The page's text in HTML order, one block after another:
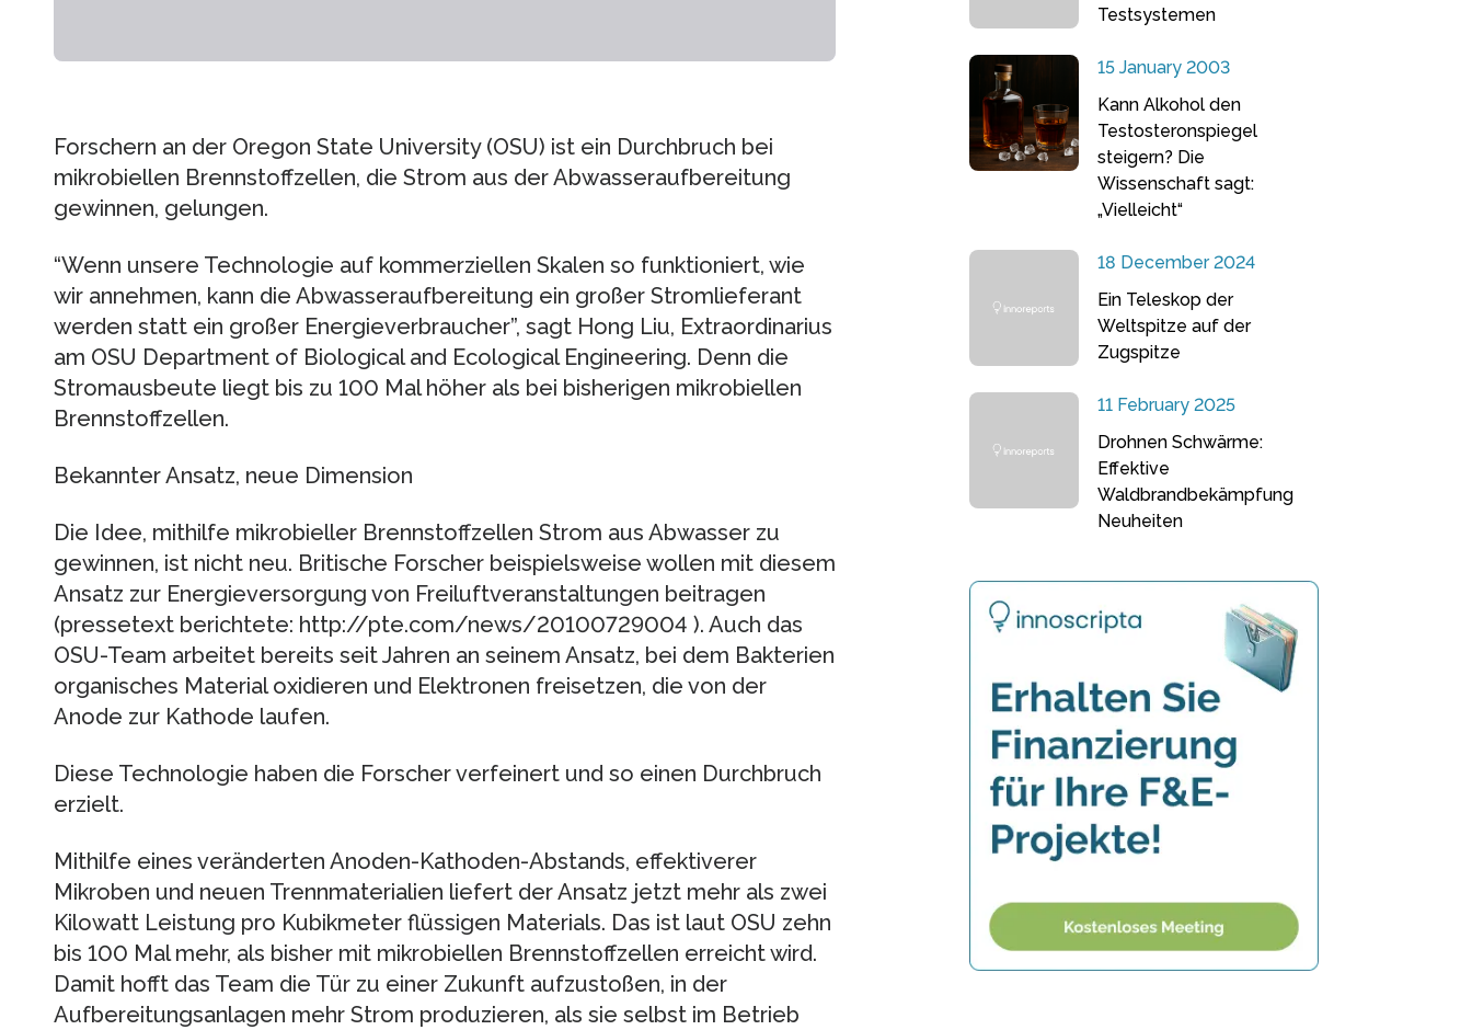
Forschern an der Oregon State University (OSU) ist ein Durchbruch bei
mikrobiellen Brennstoffzellen, die Strom aus der Abwasseraufbereitung
gewinnen, gelungen.
“Wenn unsere Technologie auf kommerziellen Skalen so funktioniert, wie
wir annehmen, kann die Abwasseraufbereitung ein großer Stromlieferant
werden statt ein großer Energieverbraucher”, sagt Hong Liu, Extraordinarius
am OSU Department of Biological and Ecological Engineering. Denn die
Stromausbeute liegt bis zu 100 Mal höher als bei bisherigen mikrobiellen
Brennstoffzellen.
Bekannter Ansatz, neue Dimension
Die Idee, mithilfe mikrobieller Brennstoffzellen Strom aus Abwasser zu
gewinnen, ist nicht neu. Britische Forscher beispielsweise wollen mit diesem
Ansatz zur Energieversorgung von Freiluftveranstaltungen beitragen
(pressetext berichtete: http://pte.com/news/20100729004 ). Auch das
OSU-Team arbeitet bereits seit Jahren an seinem Ansatz, bei dem Bakterien
organisches Material oxidieren und Elektronen freisetzen, die von der
Anode zur Kathode laufen.
Diese Technologie haben die Forscher verfeinert und so einen Durchbruch
erzielt.
Mithilfe eines veränderten Anoden-Kathoden-Abstands, effektiverer
Mikroben und neuen Trennmaterialien liefert der Ansatz jetzt mehr als zwei
Kilowatt Leistung pro Kubikmeter flüssigen Materials. Das ist laut OSU zehn
bis 100 Mal mehr, als bisher mit mikrobiellen Brennstoffzellen erreicht wird.
Damit hofft das Team die Tür zu einer Zukunft aufzustoßen, in der
Aufbereitungsanlagen mehr Strom produzieren, als sie selbst im Betrieb
Testsystemen
15 January 2003
Kann Alkohol den
Testosteronspiegel
steigern? Die
Wissenschaft sagt:
„Vielleicht“
18 December 2024
Ein Teleskop der
Weltspitze auf der
Zugspitze
11 February 2025
Drohnen Schwärme:
Effektive
Waldbrandbekämpfung
Neuheiten